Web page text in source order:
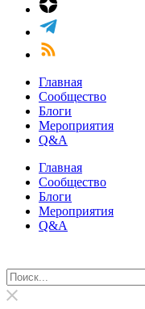
Главная
Сообщество
Блоги
Мероприятия
Q&A
Главная
Сообщество
Блоги
Мероприятия
Q&A